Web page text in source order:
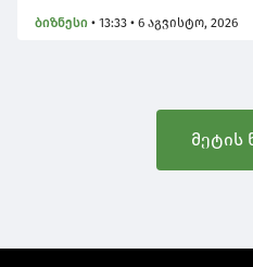
განცხადებას ავრცელებს
ბიზნესი • 13:33 • 6 აგვისტო, 2026
მეტის